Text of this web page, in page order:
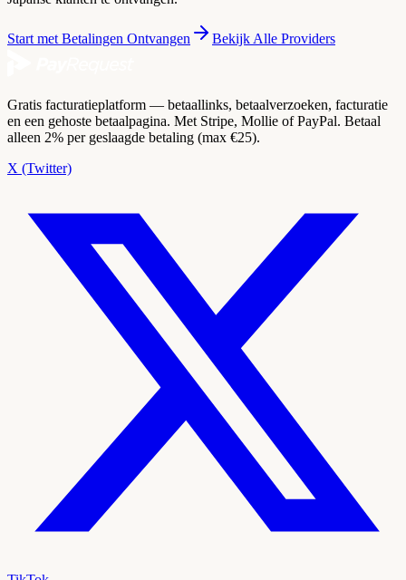
Start met Betalingen Ontvangen Bekijk Alle Providers
Gratis facturatieplatform — betaallinks, betaalverzoeken, facturatie
en een gehoste betaalpagina. Met Stripe, Mollie of PayPal. Betaal
alleen 2% per geslaagde betaling (max €25).
X (Twitter)